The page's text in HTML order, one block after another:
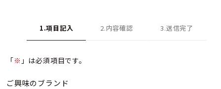
1.項目記入 2.内容確認 3.送信完了
「※ 」は必須項目です。
ご興味のブランド